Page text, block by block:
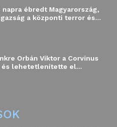
napra ébredt Magyarország,
a központi terror és...
Orbán Viktor a Corvinus
lehetetlenítette el...